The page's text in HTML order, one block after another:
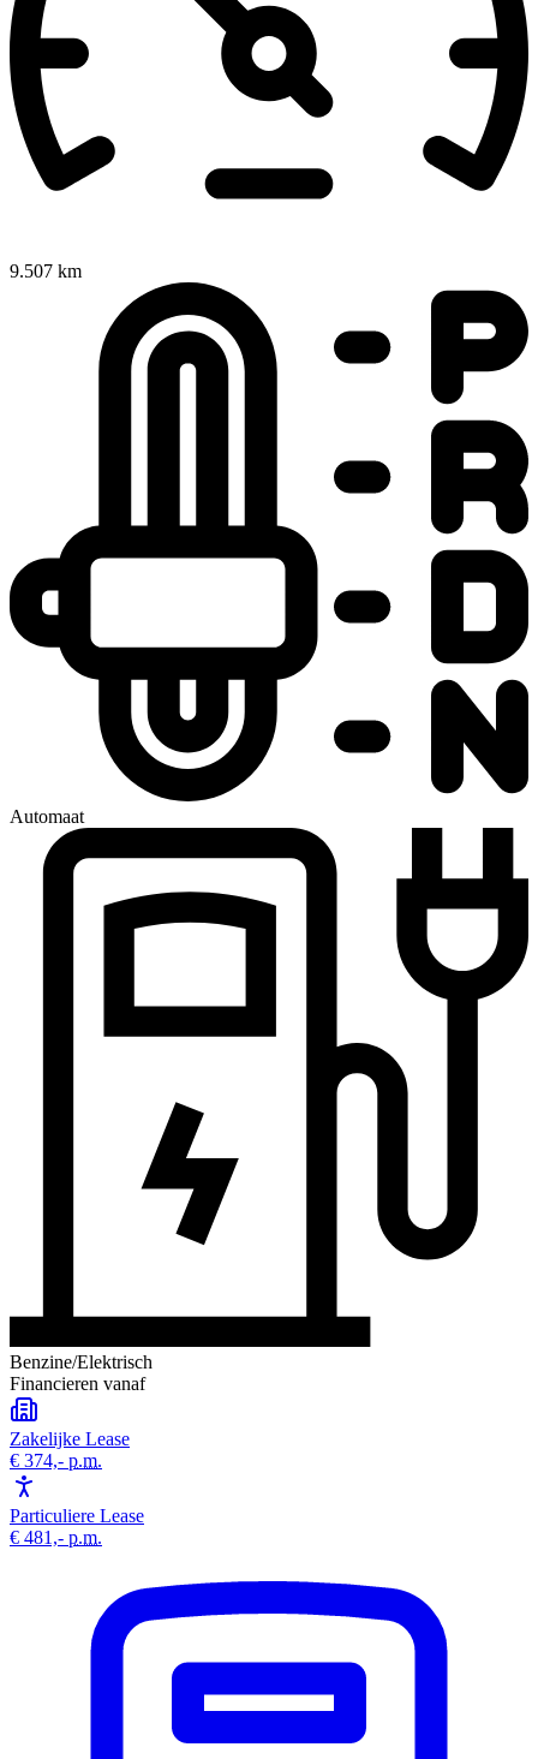
9.507 km
Automaat
Benzine/Elektrisch
Financieren vanaf
Zakelijke Lease
€ 374,- p.m.
Particuliere Lease
€ 481,- p.m.